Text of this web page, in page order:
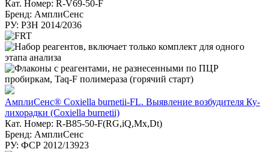
Кат. Номер: R-V69-50-F
Бренд: АмплиСенс
РУ: РЗН 2014/2036
АмплиСенс® Coxiella burnetii-FL. Выявление возбудителя Ку-
лихорадки (Coxiella burnetii)
Кат. Номер: R-B85-50-F(RG,iQ,Mx,Dt)
Бренд: АмплиСенс
РУ: ФСР 2012/13923